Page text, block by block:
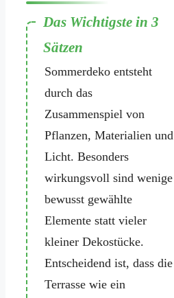
Eine gelungene
Sommerdeko entsteht
durch das
Zusammenspiel von
Pflanzen, Materialien und
Licht. Besonders
wirkungsvoll sind wenige
bewusst gewählte
Elemente statt vieler
kleiner Dekostücke.
Entscheidend ist, dass die
Terrasse wie ein